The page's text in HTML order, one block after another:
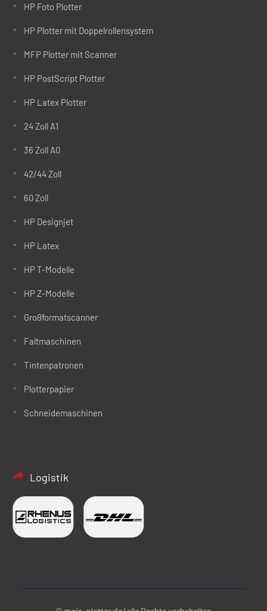
HP Foto Plotter
HP Plotter mit Doppelrollensystem
MFP Plotter mit Scanner
HP PostScript Plotter
HP Latex Plotter
24 Zoll A1
36 Zoll A0
42/44 Zoll
60 Zoll
HP Designjet
HP Latex
HP T-Modelle
HP Z-Modelle
Großformatscanner
Faltmaschinen
Tintenpatronen
Plotterpapier
Schneidemaschinen
Logistik